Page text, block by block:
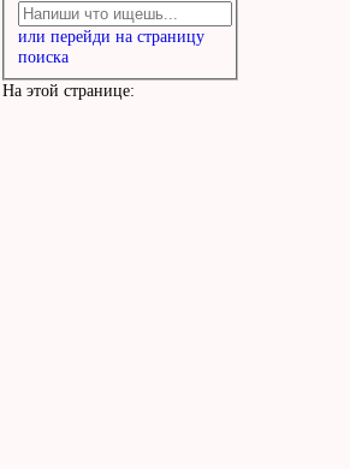
или перейди на страницу
поиска
На этой странице: